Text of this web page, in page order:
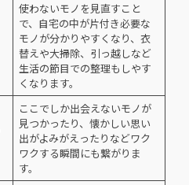
使わないモノを見直すこと
で、自宅の中が片付き必要な
モノが分かりやすくなり、衣
替えや大掃除、引っ越しなど
生活の節目での整理もしやす
くなります。
ここでしか出会えないモノが
見つかったり、懐かしい思い
出がよみがえったりなどワク
ワクする瞬間にも繋がりま
す。